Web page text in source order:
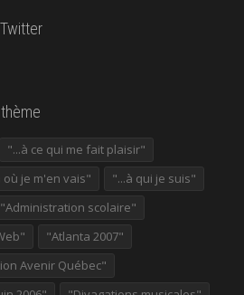
"...à ce qui me fait plaisir"
où je m'en vais"
"...à qui je suis"
"Administration scolaire"
"Atlanta 2007"
Avenir Québec"